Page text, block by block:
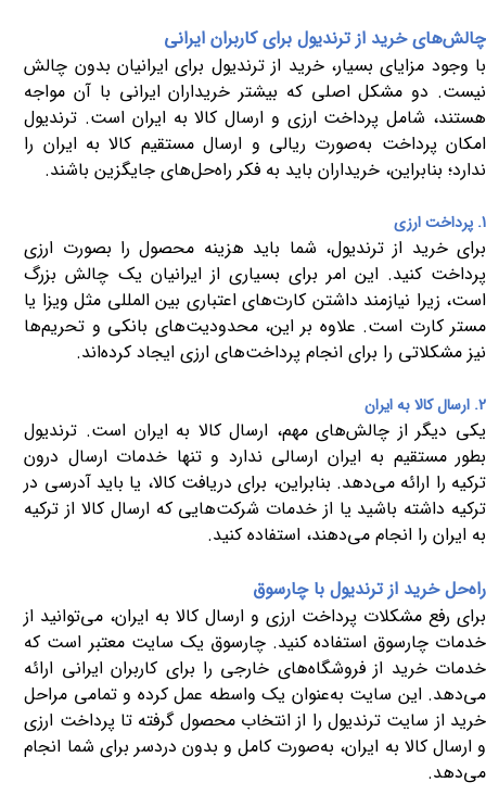
چالش‌های خرید از ترندیول برای کاربران ایرانی
با وجود مزایای بسیار، خرید از ترندیول برای ایرانیان بدون چالش
نیست. دو مشکل اصلی که بیشتر خریداران ایرانی با آن مواجه
هستند، شامل پرداخت ارزی و ارسال کالا به ایران است. ترندیول
امکان پرداخت به‌صورت ریالی و ارسال مستقیم کالا به ایران را
ندارد؛ بنابراین، خریداران باید به فکر راه‌حل‌های جایگزین باشند.
1. پرداخت ارزی
برای خرید از ترندیول، شما باید هزینه محصول را بصورت ارزی
پرداخت کنید. این امر برای بسیاری از ایرانیان یک چالش بزرگ
است، زیرا نیازمند داشتن کارت‌های اعتباری بین ‌المللی مثل ویزا یا
مستر کارت است. علاوه بر این، محدودیت‌های بانکی و تحریم‌ها
نیز مشکلاتی را برای انجام پرداخت‌های ارزی ایجاد کرده‌اند.
2. ارسال کالا به ایران
یکی دیگر از چالش‌های مهم، ارسال کالا به ایران است. ترندیول
بطور مستقیم به ایران ارسالی ندارد و تنها خدمات ارسال درون
ترکیه را ارائه می‌دهد. بنابراین، برای دریافت کالا، یا باید آدرسی در
ترکیه داشته باشید یا از خدمات شرکت‌هایی که ارسال کالا از ترکیه
به ایران را انجام می‌دهند، استفاده کنید.
راه‌حل خرید از ترندیول با چارسوق
برای رفع مشکلات پرداخت ارزی و ارسال کالا به ایران، می‌توانید از
خدمات چارسوق استفاده کنید. چارسوق یک سایت معتبر است که
خدمات خرید از فروشگاه‌های خارجی را برای کاربران ایرانی ارائه
می‌دهد. این سایت به‌عنوان یک واسطه عمل کرده و تمامی مراحل
خرید از سایت ترندیول را از انتخاب محصول گرفته تا پرداخت ارزی
و ارسال کالا به ایران، به‌صورت کامل و بدون دردسر برای شما انجام
می‌دهد.